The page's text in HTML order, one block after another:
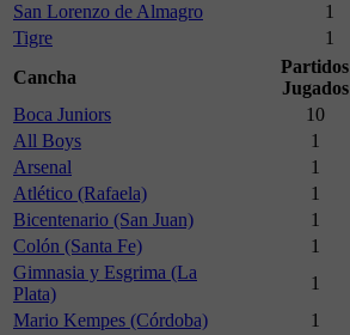
San Lorenzo de Almagro
1
Tigre
1
Cancha
Partidos
Jugados
Boca Juniors
10
All Boys
1
Arsenal
1
Atlético (Rafaela)
1
Bicentenario (San Juan)
1
Colón (Santa Fe)
1
Gimnasia y Esgrima (La
Plata)
1
Mario Kempes (Córdoba)
1